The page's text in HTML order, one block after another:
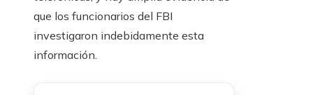
que los funcionarios del FBI
investigaron indebidamente esta
información.